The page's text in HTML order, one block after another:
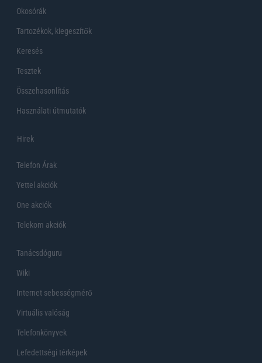
Okosórák
Tartozékok, kiegeszítők
Keresés
Tesztek
Összehasonlítás
Használati útmutatók
Hirek
Telefon Árak
Yettel akciók
One akciók
Telekom akciók
Tanácsdóguru
Wiki
Internet sebességmérő
Virtuális valóság
Telefonkönyvek
Lefedettségi térképek